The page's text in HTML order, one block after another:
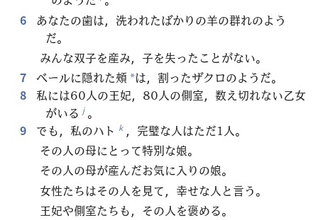
6
あなたの歯は，洗われたばかりの羊の群れのよう
だ。
みんな双子を産み，子を失ったことがない。
7 ベールに隠れた頰 *は，割ったザクロのようだ。
8
私には60人の王妃，80人の側室，数え切れない乙女
がいる j 。
9
でも，私のハト k ，完璧な人はただ1人。
その人の母にとって特別な娘。
その人の母が産んだお気に入りの娘。
女性たちはその人を見て，幸せな人と言う。
王妃や側室たちも，その人を褒める。